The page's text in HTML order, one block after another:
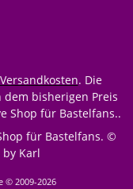
Versandkosten. Die
bisherigen Preis
Shop für Bastelfans..
für Bastelfans. ©
Karl
© 2009-2026